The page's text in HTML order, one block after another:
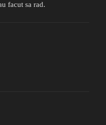
facut sa rad.